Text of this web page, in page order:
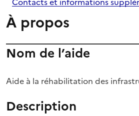
À propos
Nom de l’aide
Aide à la réhabilitation des
Description